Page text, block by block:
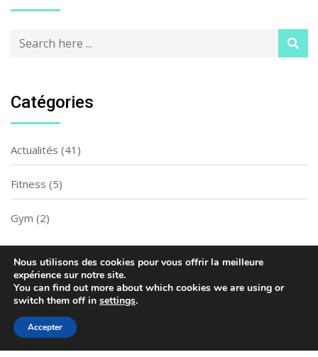
Catégories
Actualités (41)
Fitness (5)
Gym (2)
Top Form' Studio - Tous droits réservés.CGV-Mentions
Nous utilisons des cookies pour vous offrir la meilleure
expérience sur notre site.
You can find out more about which cookies we are using or
switch them off in settings.
Accepter